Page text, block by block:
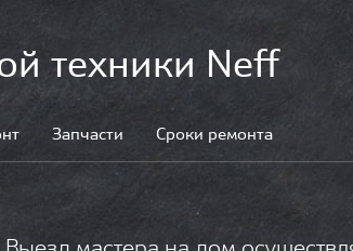
техники Neff
Запчасти Сроки ремонта